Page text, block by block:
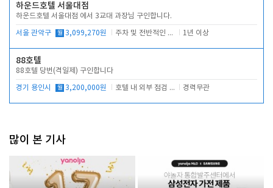
하운드호텔 서울대점
하운드호텔 서울대점 에서 3교대 과장님 구인합니다.
서울 관악구 월 3,099,270원 주차 및 전반적인 당번업무 1년 이상
88호텔
88호텔 당번(격일제) 구인합니다
경기 용인시 월 3,200,000원 호텔 내 외부 점검 및 프런트 운영 경력무관
많이 본 기사